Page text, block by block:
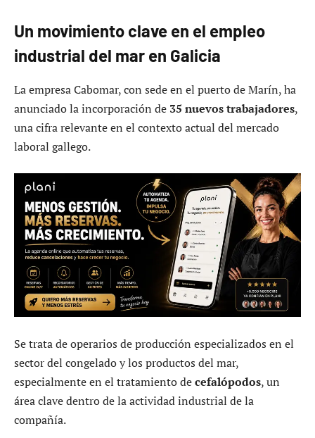
Un movimiento clave en el empleo
industrial del mar en Galicia
La empresa Cabomar, con sede en el puerto de Marín, ha
anunciado la incorporación de 35 nuevos trabajadores,
una cifra relevante en el contexto actual del mercado
laboral gallego.
Se trata de operarios de producción especializados en el
sector del congelado y los productos del mar,
especialmente en el tratamiento decefalópodos, un
área clave dentro de la actividad industrial de la
compañía.